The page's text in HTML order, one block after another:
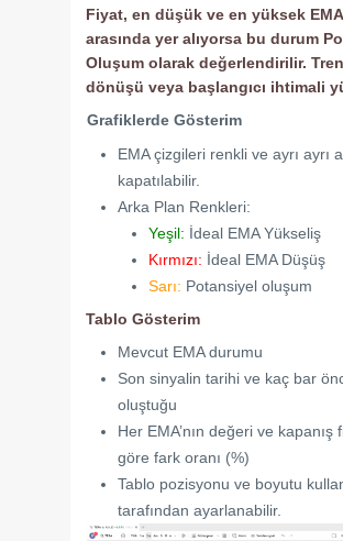
Fiyat, en düşük ve en yüksek EMA
arasında yer alıyorsa bu durum
Oluşum olarak değerlendirilir.
dönüşü veya başlangıcı ihtimali
Grafiklerde Gösterim
EMA çizgileri renkli ve ayrı ayrı
kapatılabilir.
Arka Plan Renkleri:
Yeşil: İdeal EMA Yükseliş
Kırmızı: İdeal EMA Düşüş
Sarı: Potansiyel oluşum
Tablo Gösterim
Mevcut EMA durumu
Son sinyalin tarihi ve kaç bar
oluştuğu
Her EMA’nın değeri ve kapanış
göre fark oranı (%)
Tablo pozisyonu ve boyutu
tarafından ayarlanabilir.